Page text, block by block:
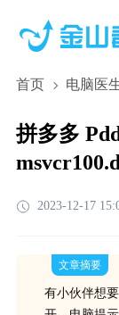
首页 电脑医
拼多多
2023-12-17
文章摘要
有小伙伴想